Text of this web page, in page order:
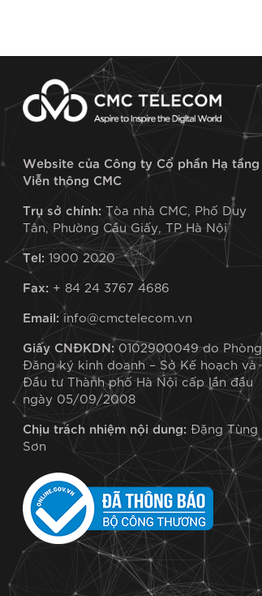
Website của Công ty Cổ phần Hạ tầng
Viễn thông CMC
Trụ sở chính:
Tòa nhà CMC, Phố Duy
Tân, Phường Cầu Giấy, TP Hà Nội
Tel: 1900 2020
Fax: + 84 24 3767 4686
Email: info@cmctelecom.vn
Giấy CNĐKDN: 0102900049 do Phòng
Đăng ký kinh doanh – Sở Kế hoạch và
Đầu tư Thành phố Hà Nội cấp lần đầu
ngày 05/09/2008
Chịu trách nhiệm nội dung: Đặng Tùng
Sơn